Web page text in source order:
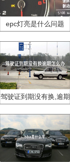
epc灯亮是什么问题
驾驶证到期没有换,逾期